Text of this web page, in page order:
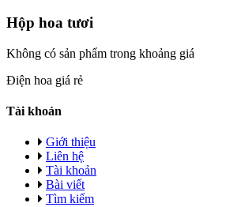
Hộp hoa tươi
Không có sản phẩm trong khoảng giá
Điện hoa giá rẻ
Tài khoản
Giới thiệu
Liên hệ
Tài khoản
Bài viết
Tìm kiếm